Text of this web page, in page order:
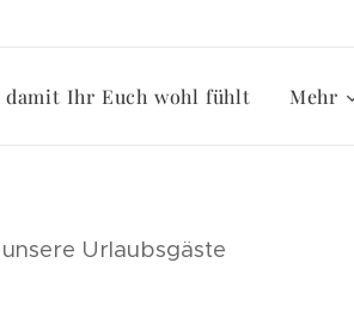
damit Ihr Euch wohl fühlt Mehr
Urlaubsgäste